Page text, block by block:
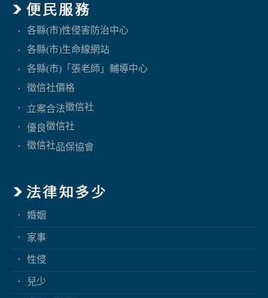
各縣(市)性侵害防治中心
各縣(市)生命線網站
各縣(市)「張老師」輔導中心
徵信社價格
立案合法徵信社
優良徵信社
徵信社品保協會
婚姻
家事
性侵
兒少